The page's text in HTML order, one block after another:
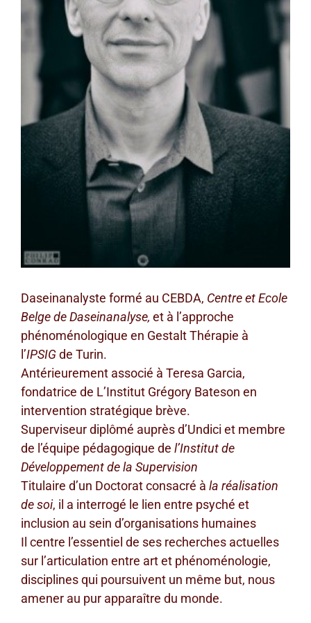
Daseinanalyste formé au CEBDA, Centre et Ecole
Belge de Daseinanalyse, et à l’approche
phénoménologique en Gestalt Thérapie à
l’IPSIGde Turin.
Antérieurement associé à Teresa Garcia,
fondatrice de L’Institut Grégory Bateson en
intervention stratégique brève.
Superviseur diplômé auprès d’Undici et membre
de l’équipe pédagogique de l’Institut de
Développement de la Supervision
Titulaire d’un Doctorat consacré à la réalisation
de soi, il a interrogé le lien entre psyché et
inclusion au sein d’organisations humaines
Il centre l’essentiel de ses recherches actuelles
sur l’articulation entre art et phénoménologie,
disciplines qui poursuivent un même but, nous
amener au pur apparaître du monde.